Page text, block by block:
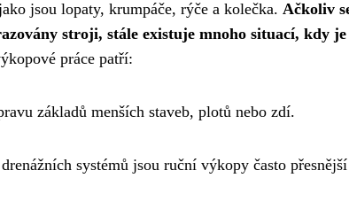
jsou lopaty, krumpáče, rýče a kolečka. Ačkoliv
stroji, stále existuje mnoho situací, kdy je
práce patří:
základů menších staveb, plotů nebo zdí.
systémů jsou ruční výkopy často